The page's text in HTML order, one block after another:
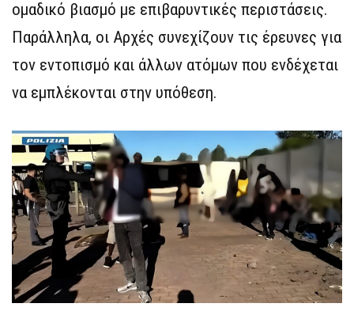
ομαδικό βιασμό με επιβαρυντικές περιστάσεις.
Παράλληλα, οι Αρχές συνεχίζουν τις έρευνες για
τον εντοπισμό και άλλων ατόμων που ενδέχεται
να εμπλέκονται στην υπόθεση.